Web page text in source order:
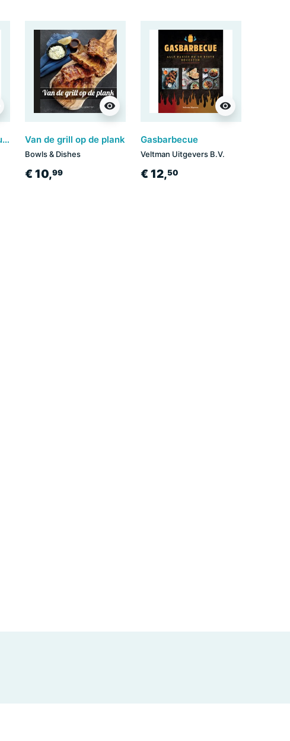
Dutch Oven - 60 nieuwe recepten
visibility
Van de grill op de plank
Bowls & Dishes
€ 10,99
visibility
Gasbarbecue
Veltman Uitgevers B.V.
€ 12,50